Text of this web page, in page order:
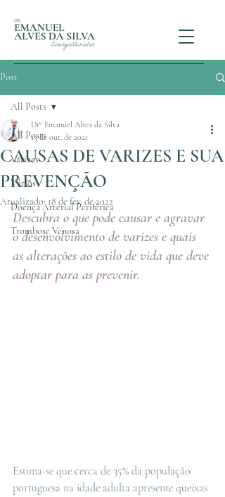
Post
All Posts
Varizes
Vários
Doença Arterial Periférica
Trombose Venosa
All Posts
CAUSAS DE VARIZES E SUA
PREVENÇÃO
Drº Emanuel Alves da Silva
13 de out. de 2021
Atualizado: 18 de fev. de 2022
Descubra o que pode causar e agravar
o desenvolvimento de varizes e quais
as alterações ao estilo de vida que deve
adoptar para as prevenir.
Estima-se que cerca de 35% da população
portuguesa na idade adulta apresente queixas